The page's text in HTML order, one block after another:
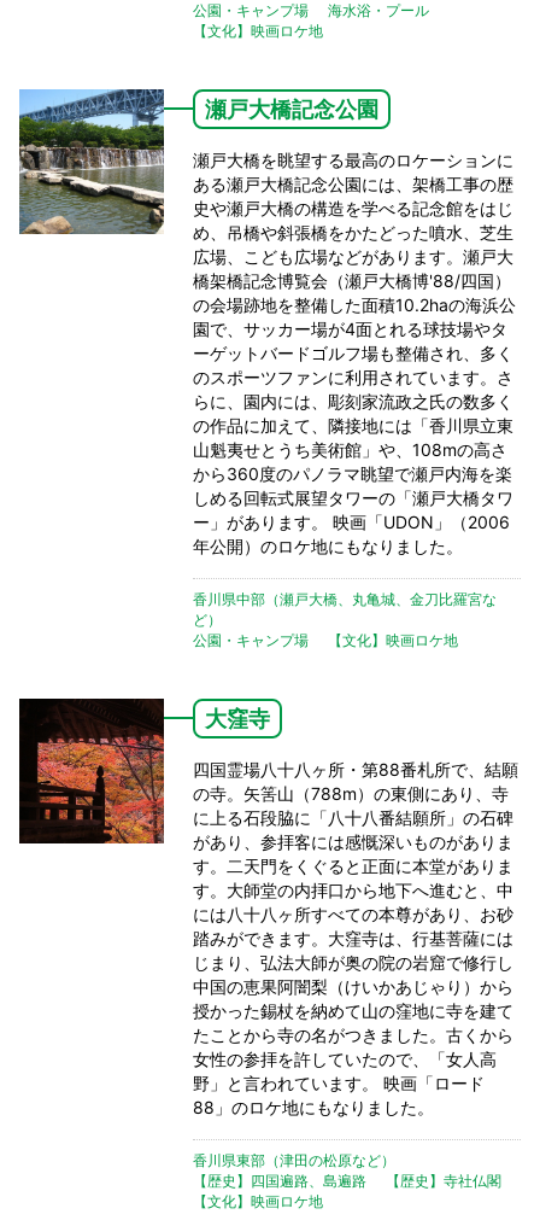
公園・キャンプ場
海水浴・プール
【文化】映画ロケ地
瀬戸大橋記念公園
瀬戸大橋を眺望する最高のロケーションに
ある瀬戸大橋記念公園には、架橋工事の歴
史や瀬戸大橋の構造を学べる記念館をはじ
め、吊橋や斜張橋をかたどった噴水、芝生
広場、こども広場などがあります。瀬戸大
橋架橋記念博覧会（瀬戸大橋博'88/四国）
の会場跡地を整備した面積10.2haの海浜公
園で、サッカー場が4面とれる球技場やタ
ーゲットバードゴルフ場も整備され、多く
のスポーツファンに利用されています。さ
らに、園内には、彫刻家流政之氏の数多く
の作品に加えて、隣接地には「香川県立東
山魁夷せとうち美術館」や、108mの高さ
から360度のパノラマ眺望で瀬戸内海を楽
しめる回転式展望タワーの「瀬戸大橋タワ
ー」があります。 映画「UDON」（2006
年公開）のロケ地にもなりました。
香川県中部（瀬戸大橋、丸亀城、金刀比羅宮な
ど）
公園・キャンプ場
【文化】映画ロケ地
大窪寺
四国霊場八十八ヶ所・第88番札所で、結願
の寺。矢筈山（788m）の東側にあり、寺
に上る石段脇に「八十八番結願所」の石碑
があり、参拝客には感慨深いものがありま
す。二天門をくぐると正面に本堂がありま
す。大師堂の内拝口から地下へ進むと、中
には八十八ヶ所すべての本尊があり、お砂
踏みができます。大窪寺は、行基菩薩には
じまり、弘法大師が奥の院の岩窟で修行し
中国の恵果阿闇梨（けいかあじゃり）から
授かった錫杖を納めて山の窪地に寺を建て
たことから寺の名がつきました。古くから
女性の参拝を許していたので、「女人高
野」と言われています。 映画「ロード
88」のロケ地にもなりました。
香川県東部（津田の松原など）
【歴史】四国遍路、島遍路
【歴史】寺社仏閣
【文化】映画ロケ地